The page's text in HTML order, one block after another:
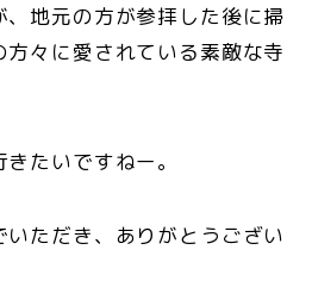
地元の方が参拝した後に掃
々に愛されている素敵な寺
たいですねー。
ただき、ありがとうござい